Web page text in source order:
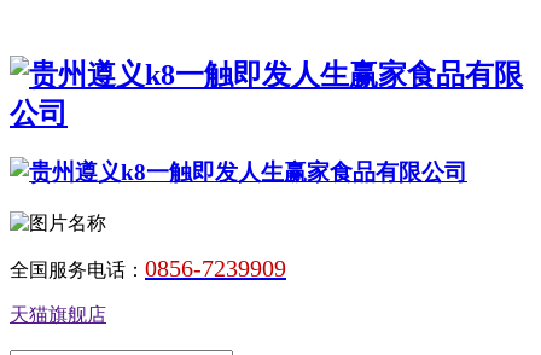
全国服务电话： 0856-7239909
天猫旗舰店